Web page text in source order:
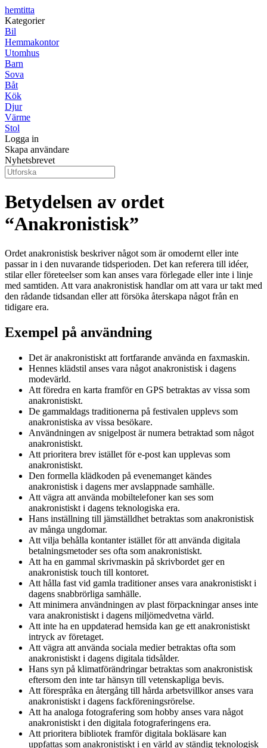
hemtitta
Kategorier
Bil
Hemmakontor
Utomhus
Barn
Sova
Båt
Kök
Djur
Värme
Stol
Logga in
Skapa användare
Nyhetsbrevet
Betydelsen av ordet
“Anakronistisk”
Ordet anakronistisk beskriver något som är omodernt eller inte
passar in i den nuvarande tidsperioden. Det kan referera till idéer,
stilar eller företeelser som kan anses vara förlegade eller inte i linje
med samtiden. Att vara anakronistisk handlar om att vara ur takt med
den rådande tidsandan eller att försöka återskapa något från en
tidigare era.
Exempel på användning
Det är anakronistiskt att fortfarande använda en faxmaskin.
Hennes klädstil anses vara något anakronistisk i dagens
modevärld.
Att föredra en karta framför en GPS betraktas av vissa som
anakronistiskt.
De gammaldags traditionerna på festivalen upplevs som
anakronistiska av vissa besökare.
Användningen av snigelpost är numera betraktad som något
anakronistiskt.
Att prioritera brev istället för e-post kan upplevas som
anakronistiskt.
Den formella klädkoden på evenemanget kändes
anakronistisk i dagens mer avslappnade samhälle.
Att vägra att använda mobiltelefoner kan ses som
anakronistiskt i dagens teknologiska era.
Hans inställning till jämställdhet betraktas som anakronistisk
av många ungdomar.
Att vilja behålla kontanter istället för att använda digitala
betalningsmetoder ses ofta som anakronistiskt.
Att ha en gammal skrivmaskin på skrivbordet ger en
anakronistisk touch till kontoret.
Att hålla fast vid gamla traditioner anses vara anakronistiskt i
dagens snabbrörliga samhälle.
Att minimera användningen av plast förpackningar anses inte
vara anakronistiskt i dagens miljömedvetna värld.
Att inte ha en uppdaterad hemsida kan ge ett anakronistiskt
intryck av företaget.
Att vägra att använda sociala medier betraktas ofta som
anakronistiskt i dagens digitala tidsålder.
Hans syn på klimatförändringar betraktas som anakronistisk
eftersom den inte tar hänsyn till vetenskapliga bevis.
Att förespråka en återgång till hårda arbetsvillkor anses vara
anakronistiskt i dagens fackföreningsrörelse.
Att ha analoga fotografering som hobby anses vara något
anakronistiskt i den digitala fotograferingens era.
Att prioritera bibliotek framför digitala bokläsare kan
uppfattas som anakronistiskt i en värld av ständig teknologisk